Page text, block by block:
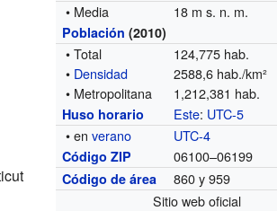
• Media 18 m s. n. m.
Población (2010)
• Total
124,775 hab.
• Densidad
2588,6 hab./km²
• Metropolitana
1,212,381 hab.
Huso horario Este: UTC-5
• enverano UTC-4
Código ZIP 06100–06199
Código de área
860 y 959
Sitio web oficial